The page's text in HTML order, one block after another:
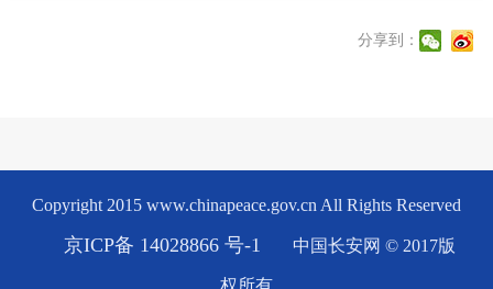
分享到：
Copyright 2015 www.chinapeace.gov.cn All Rights Reserved
京ICP备 14028866 号-1 中国长安网 © 2017版
权所有